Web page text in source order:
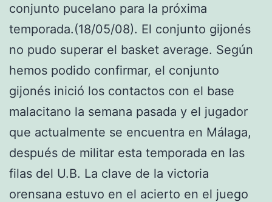
conjunto pucelano para la próxima
temporada.(18/05/08). El conjunto gijonés
no pudo superar el basket average. Según
hemos podido confirmar, el conjunto
gijonés inició los contactos con el base
malacitano la semana pasada y el jugador
que actualmente se encuentra en Málaga,
después de militar esta temporada en las
filas del U.B. La clave de la victoria
orensana estuvo en el acierto en el juego